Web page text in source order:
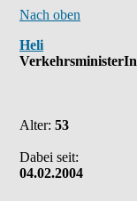
Nach oben
Heli
VerkehrsministerIn
Alter: 53
Dabei seit:
04.02.2004